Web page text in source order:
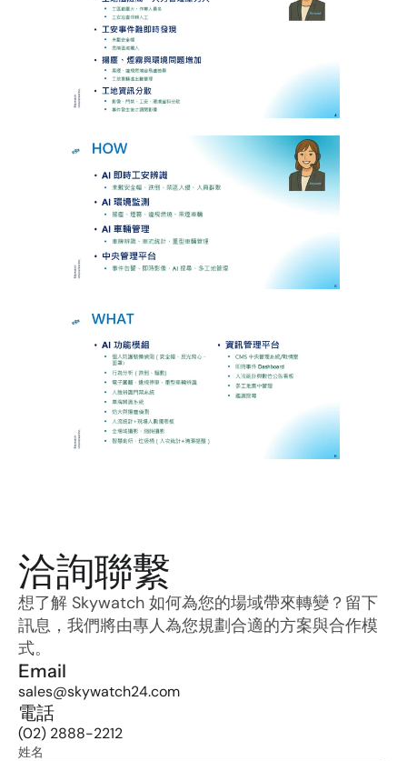
洽詢聯繫
想了解 Skywatch 如何為您的場域帶來轉變？留下
訊息，我們將由專人為您規劃合適的方案與合作模
式。
Email
sales@skywatch24.com
電話
(02) 2888-2212
姓名